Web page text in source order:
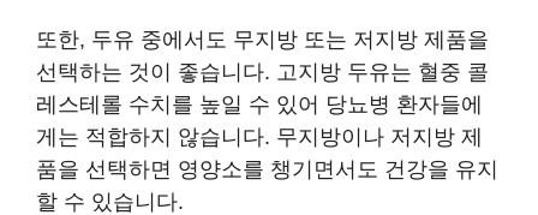
또한, 두유 중에서도 무지방 또는 저지방 제품을
선택하는 것이 좋습니다. 고지방 두유는 혈중 콜
레스테롤 수치를 높일 수 있어 당뇨병 환자들에
게는 적합하지 않습니다. 무지방이나 저지방 제
품을 선택하면 영양소를 챙기면서도 건강을 유지
할 수 있습니다.